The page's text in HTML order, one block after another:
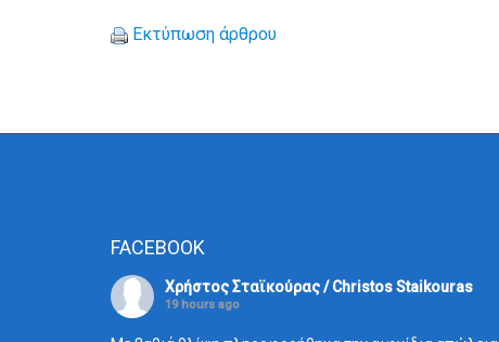
Εκτύπωση άρθρου
FACEBOOK
Χρήστος Σταϊκούρας / Christos Staikouras
19 hours ago